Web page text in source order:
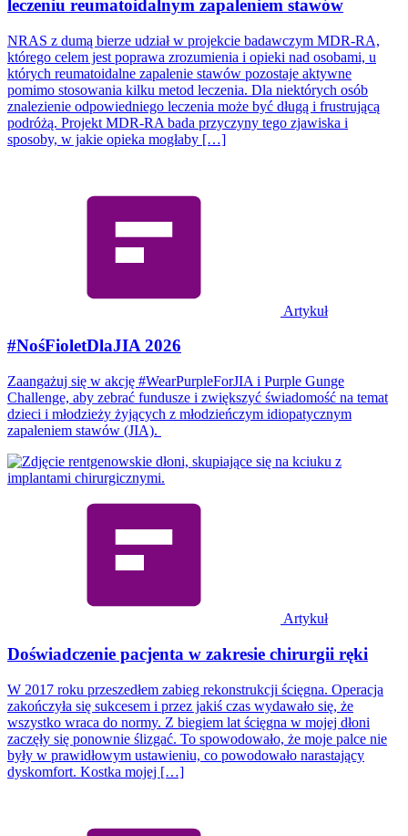
leczeniu reumatoidalnym zapaleniem stawów
NRAS z dumą bierze udział w projekcie badawczym MDR-RA,
którego celem jest poprawa zrozumienia i opieki nad osobami, u
których reumatoidalne zapalenie stawów pozostaje aktywne
pomimo stosowania kilku metod leczenia. Dla niektórych osób
znalezienie odpowiedniego leczenia może być długą i frustrującą
podróżą. Projekt MDR-RA bada przyczyny tego zjawiska i
sposoby, w jakie opieka mogłaby […]
Artykuł
#NośFioletDlaJIA 2026
Zaangażuj się w akcję #WearPurpleForJIA i Purple Gunge
Challenge, aby zebrać fundusze i zwiększyć świadomość na temat
dzieci i młodzieży żyjących z młodzieńczym idiopatycznym
zapaleniem stawów (JIA).
Artykuł
Doświadczenie pacjenta w zakresie chirurgii ręki
W 2017 roku przeszedłem zabieg rekonstrukcji ścięgna. Operacja
zakończyła się sukcesem i przez jakiś czas wydawało się, że
wszystko wraca do normy. Z biegiem lat ścięgna w mojej dłoni
zaczęły się ponownie ślizgać. To spowodowało, że moje palce nie
były w prawidłowym ustawieniu, co powodowało narastający
dyskomfort. Kostka mojej […]